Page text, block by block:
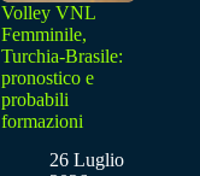
Volley VNL
Femminile,
Turchia-Brasile:
pronostico e
probabili
formazioni
26 Luglio